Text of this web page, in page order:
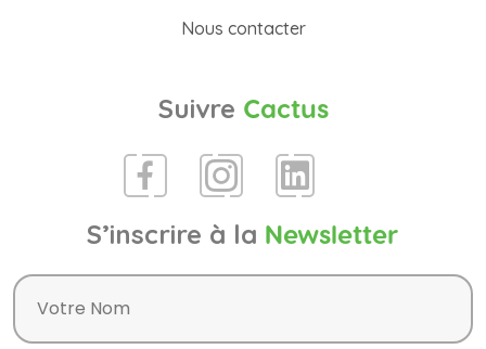
Nous contacter
Suivre Cactus
S’inscrire à la Newsletter